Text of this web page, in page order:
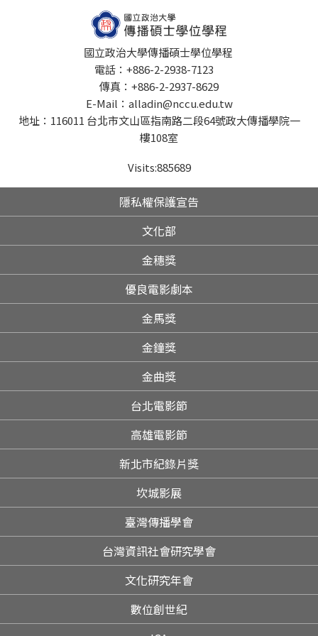
國立政治大學傳播碩士學位學程
電話：+886-2-2938-7123
傳真：+886-2-2937-8629
E-Mail：alladin@nccu.edu.tw
地址：116011 台北市文山區指南路二段64號政大傳播學院一
樓108室
Visits:885689
隱私權保護宣告
文化部
金穗獎
優良電影劇本
金馬獎
金鐘獎
金曲獎
台北電影節
高雄電影節
新北市紀錄片獎
坎城影展
臺灣傳播學會
台灣資訊社會研究學會
文化研究年會
數位創世紀